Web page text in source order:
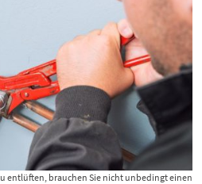
entlüften, brauchen Sie nicht unbedingt einen